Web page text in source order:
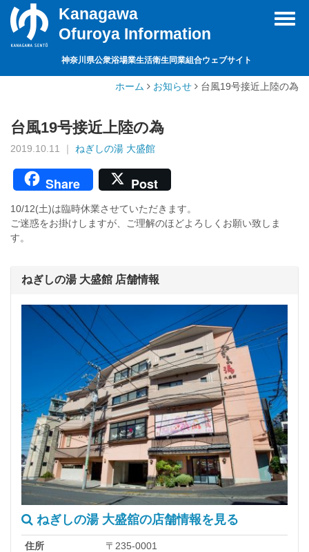
Kanagawa
Ofuroya Information
神奈川県公衆浴場業生活衛生同業組合ウェブサイト
ホーム お知らせ 台風19号接近上陸の為
台風19号接近上陸の為
2019.10.11 ｜ ねぎしの湯 大盛館
Share Post
10/12(土)は臨時休業させていただきます。
ご迷惑をお掛けしますが、ご理解のほどよろしくお願い致しま
す。
ねぎしの湯 大盛館 店舗情報
ねぎしの湯 大盛舘の店舗情報を見る
住所
〒235-0001